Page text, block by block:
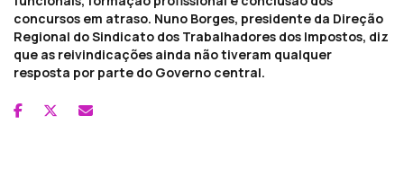
concursos em atraso. Nuno Borges, presidente da Direção
Regional do Sindicato dos Trabalhadores dos Impostos, diz
que as reivindicações ainda não tiveram qualquer
resposta por parte do Governo central.